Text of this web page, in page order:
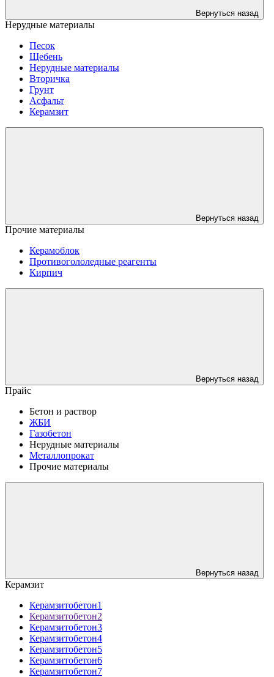
Вернуться назад
Нерудные материалы
Песок
Щебень
Нерудные материалы
Вторичка
Грунт
Асфальт
Керамзит
Вернуться назад
Прочие материалы
Керамоблок
Противогололедные реагенты
Кирпич
Вернуться назад
Прайс
Бетон и раствор
ЖБИ
Газобетон
Нерудные материалы
Металлопрокат
Прочие материалы
Вернуться назад
Керамзит
Керамзитобетон1
Керамзитобетон2
Керамзитобетон3
Керамзитобетон4
Керамзитобетон5
Керамзитобетон6
Керамзитобетон7